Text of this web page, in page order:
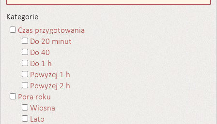
Kategorie
Czas przygotowania
Do 20 minut
Do 40
Do 1 h
Powyżej 1 h
Powyżej 2 h
Pora roku
Wiosna
Lato